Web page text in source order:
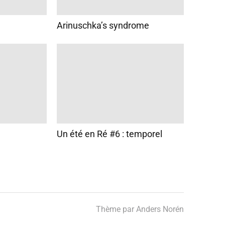
Arinuschka’s syndrome
Un été en Ré #6 : temporel
Thème par Anders Norén